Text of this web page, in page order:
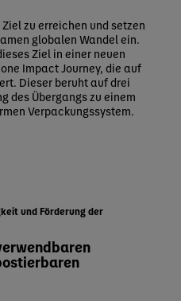
zu erreichen und setzen
globalen Wandel ein.
Ziel in einer neuen
Impact Journey, die auf
Dieser beruht auf drei
des Übergangs zu einem
Verpackungssystem.
und Förderung der